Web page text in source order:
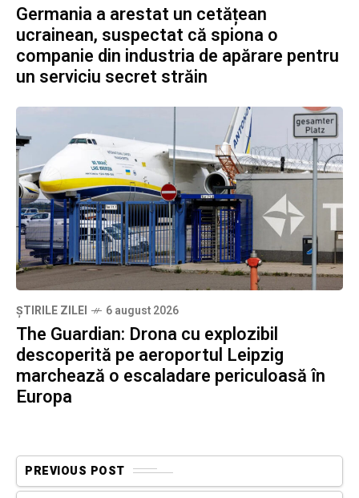
Germania a arestat un cetățean
ucrainean, suspectat că spiona o
companie din industria de apărare pentru
un serviciu secret străin
ȘTIRILE ZILEI 6 august 2026
The Guardian: Drona cu explozibil
descoperită pe aeroportul Leipzig
marchează o escaladare periculoasă în
Europa
PREVIOUS POST